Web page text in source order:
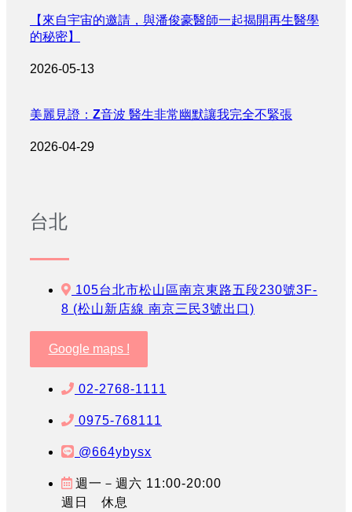
【來自宇宙的邀請，與潘俊豪醫師一起揭開再生醫學
的秘密】
2026-05-13
美麗見證：Z音波 醫生非常幽默讓我完全不緊張
2026-04-29
台北
105台北市松山區南京東路五段230號3F-
8 (松山新店線 南京三民3號出口)
Google maps !
02-2768-1111
0975-768111
@664ybysx
週一－週六 11:00-20:00
週日 休息